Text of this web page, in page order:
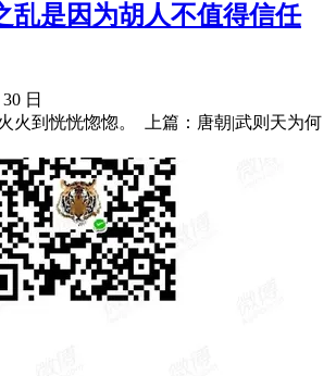
乱是因为胡人不值得信任
日
火到恍恍惚惚。 ​​​​ 上篇：唐朝|武则天为何